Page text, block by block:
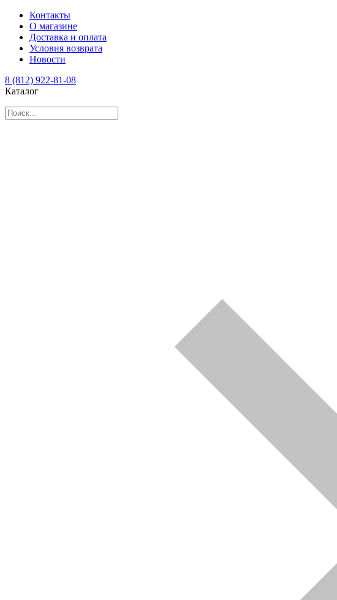
Контакты
О магазине
Доставка и оплата
Условия возврата
Новости
8 (812) 922-81-08
Каталог